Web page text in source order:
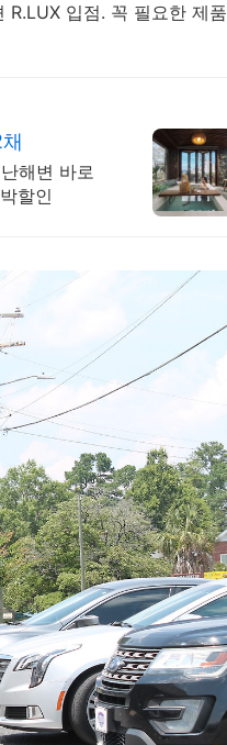
R.LUX 입점. 꼭 필요한 제품
해변 바로
할인